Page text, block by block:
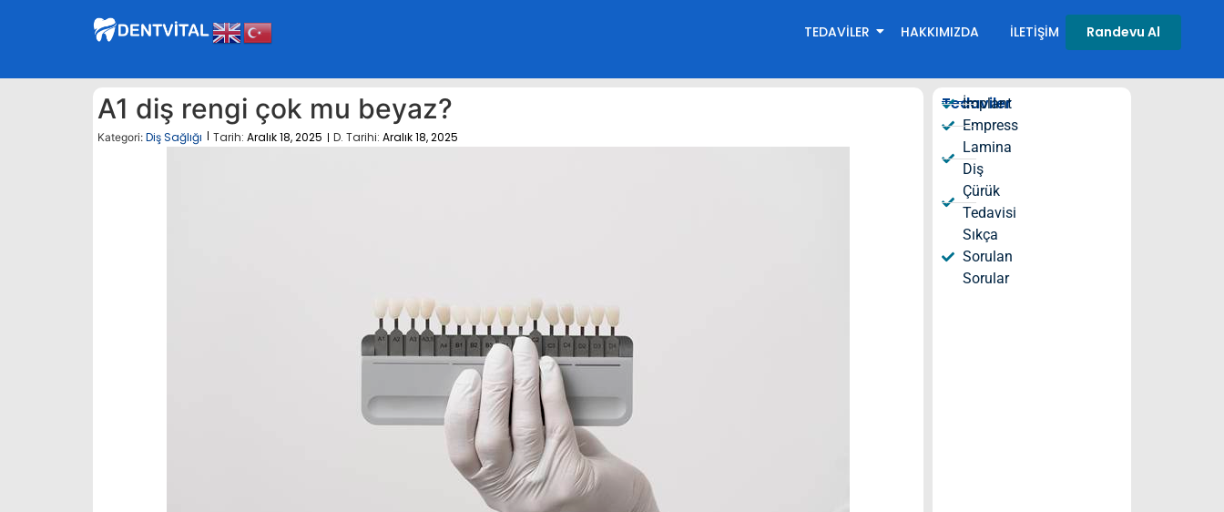
TEDAVILER HAKKIMIZDA İLETIŞIM Randevu Al
A1 diş rengi çok mu beyaz?
Kategori: Diş Sağlığı Tarih: Aralık 18, 2025 D. Tarihi: Aralık 18, 2025
Tedaviler
İmplant​
Empress
Lamina
Diş
Çürük
Tedavisi
Sıkça
Sorulan
Sorular